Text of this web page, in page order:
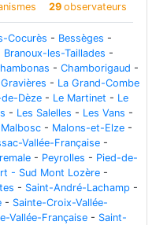
29 observateurs
Cocurès - Bessèges -
Branoux-les-Taillades -
- Chamborigaud -
Gravières - La Grand-Combe
Dèze - Le Martinet - Le
- Les Salelles - Les Vans -
Malbosc - Malons-et-Elze -
Vallée-Française -
- Peyrolles - Pied-de-
- Sud Mont Lozère -
- Saint-André-Lachamp -
- Sainte-Croix-Vallée-
Vallée-Française - Saint-